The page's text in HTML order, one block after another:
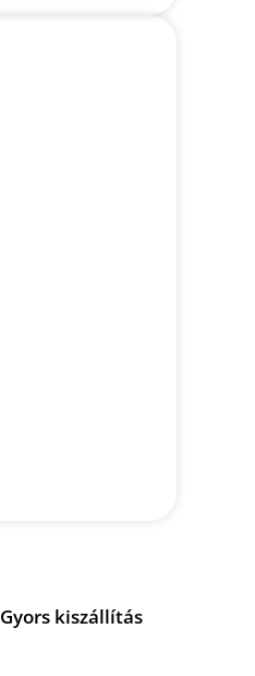
Gyors kiszállítás